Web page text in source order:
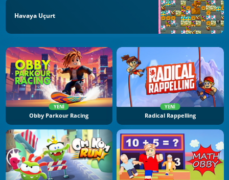
Havaya Uçurt
YENI
Obby Parkour Racing
YENI
Radical Rappelling